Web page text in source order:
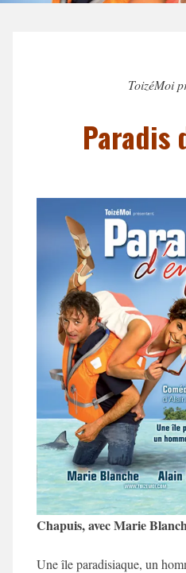
ToizéMoi
Paradis
Chapuis, avec Marie
Une île paradisiaque, un